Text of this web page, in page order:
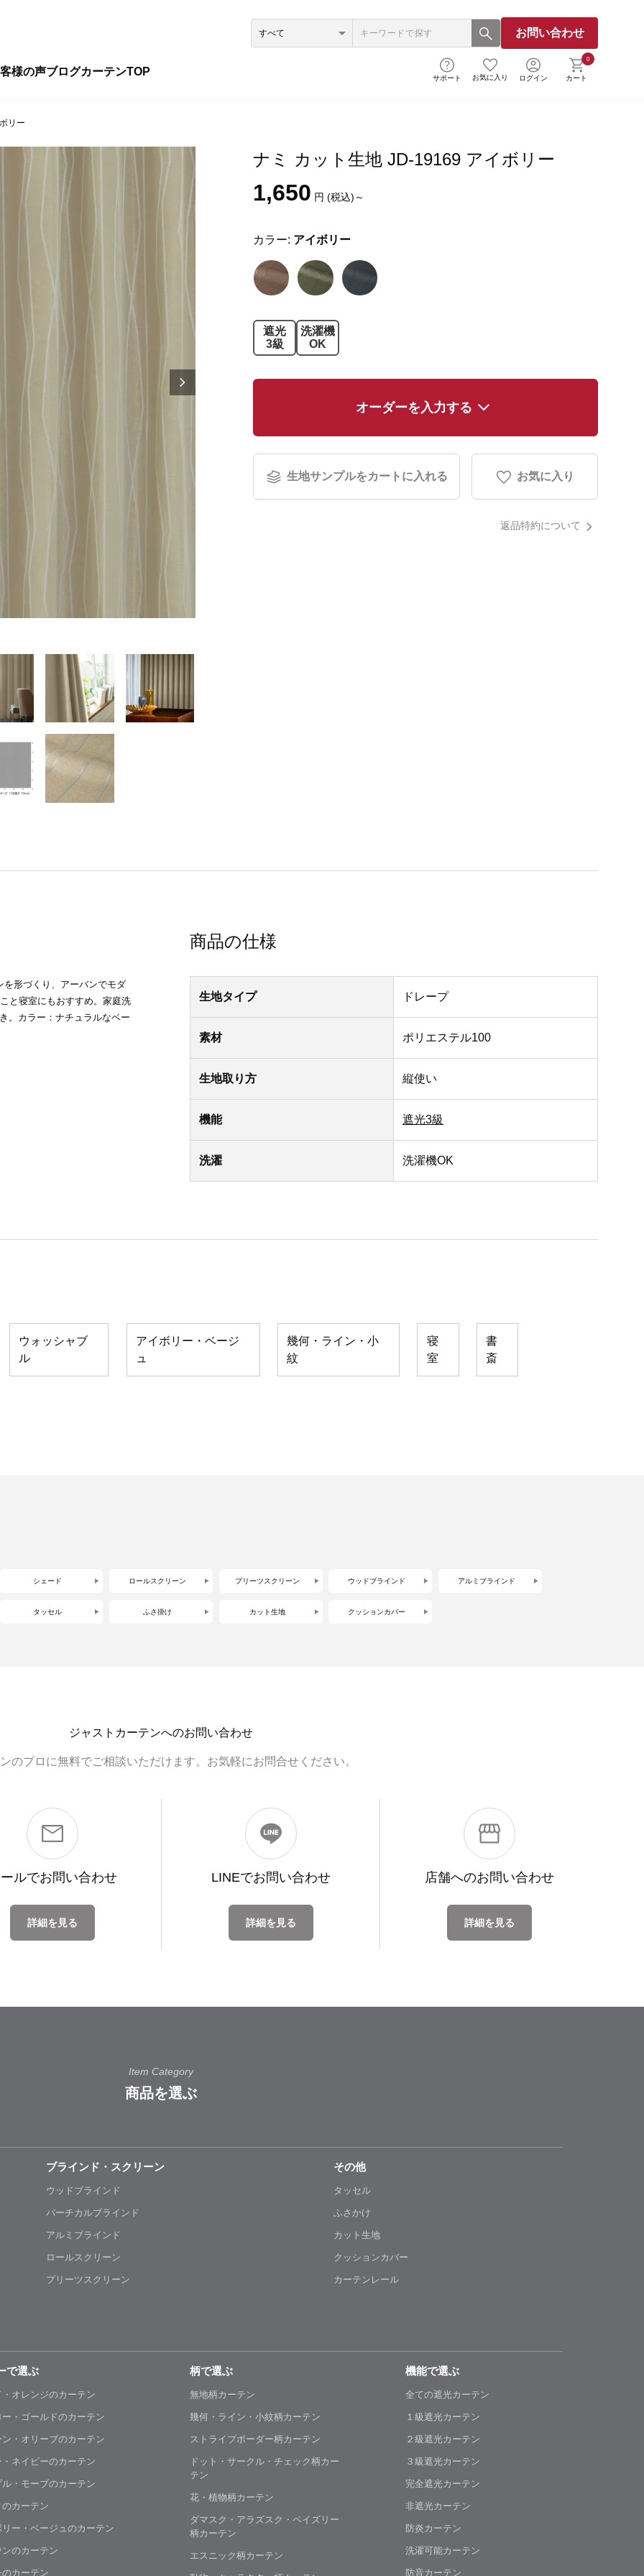
お問い合わせ
様の声ブログカーテンTOP
サポート お気に入り ログイン
0
カート
リー
ナミ カット生地 JD-19169 アイボリー
1,650 円 (税込)～
カラー: アイボリー
遮光
3級
洗濯機
OK
オーダーを入力する
生地サンプルをカートに入れる お気に入り
返品特約について
形づくり、アーバンでモダ
と寝室にもおすすめ。家庭洗
。カラー：ナチュラルなベー
商品の仕様
生地タイプ ドレープ
素材 ポリエステル100
生地取り方 縦使い
機能 遮光3級
洗濯 洗濯機OK
ウォッシャブ
ル
アイボリー・ベージ
ュ
幾何・ライン・小
紋
寝
室
書
斎
シェード ロールスクリーン プリーツスクリーン ウッドブラインド アルミブラインド
タッセル ふさ掛け カット生地 クッションカバー
ジャストカーテンへのお問い合わせ
のプロに無料でご相談いただけます。お気軽にお問合せください。
ルでお問い合わせ
詳細を見る
LINEでお問い合わせ
詳細を見る
店舗へのお問い合わせ
詳細を見る
Item Category
商品を選ぶ
ブラインド・スクリーン
ウッドブラインド
バーチカルブラインド
アルミブラインド
ロールスクリーン
プリーツスクリーン
その他
タッセル
ふさかけ
カット生地
クッションカバー
カーテンレール
で選ぶ
・オレンジのカーテン
ー・ゴールドのカーテン
ン・オリーブのカーテン
・ネイビーのカーテン
ル・モーブのカーテン
カーテン
リー・ベージュのカーテン
のカーテン
カーテン
柄で選ぶ
無地柄カーテン
幾何・ライン・小紋柄カーテン
ストライプボーダー柄カーテン
ドット・サークル・チェック柄カー
テン
花・植物柄カーテン
ダマスク・アラズスク・ペイズリー
柄カーテン
エスニック柄カーテン
機能で選ぶ
全ての遮光カーテン
１級遮光カーテン
２級遮光カーテン
３級遮光カーテン
完全遮光カーテン
非遮光カーテン
防炎カーテン
洗濯可能カーテン
防音カーテン